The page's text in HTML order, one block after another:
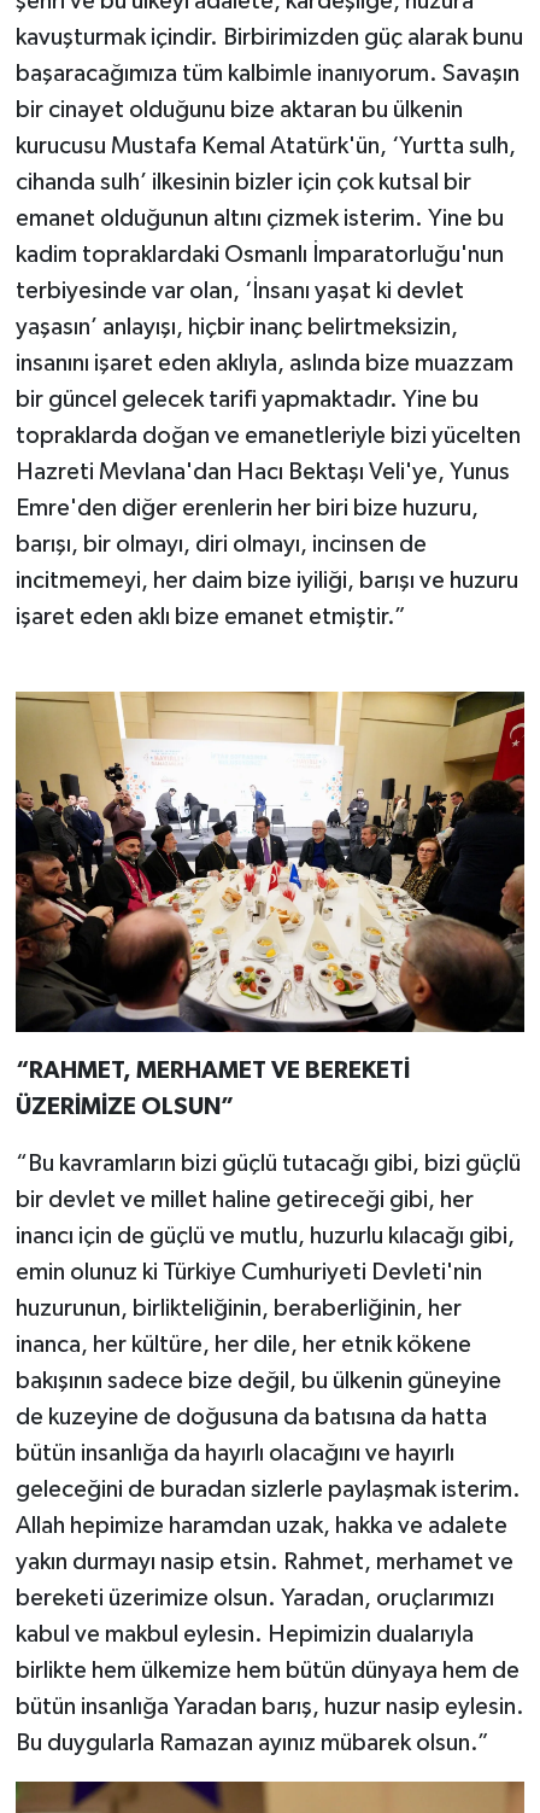
kavuşturmak içindir. Birbirimizden güç alarak bunu
başaracağımıza tüm kalbimle inanıyorum. Savaşın
bir cinayet olduğunu bize aktaran bu ülkenin
kurucusu Mustafa Kemal Atatürk'ün, ‘Yurtta sulh,
cihanda sulh’ ilkesinin bizler için çok kutsal bir
emanet olduğunun altını çizmek isterim. Yine bu
kadim topraklardaki Osmanlı İmparatorluğu'nun
terbiyesinde var olan, ‘İnsanı yaşat ki devlet
yaşasın’ anlayışı, hiçbir inanç belirtmeksizin,
insanını işaret eden aklıyla, aslında bize muazzam
bir güncel gelecek tarifi yapmaktadır. Yine bu
topraklarda doğan ve emanetleriyle bizi yücelten
Hazreti Mevlana'dan Hacı Bektaşı Veli'ye, Yunus
Emre'den diğer erenlerin her biri bize huzuru,
barışı, bir olmayı, diri olmayı, incinsen de
incitmemeyi, her daim bize iyiliği, barışı ve huzuru
işaret eden aklı bize emanet etmiştir.”
“RAHMET, MERHAMET VE BEREKETİ
ÜZERİMİZE OLSUN”
“Bu kavramların bizi güçlü tutacağı gibi, bizi güçlü
bir devlet ve millet haline getireceği gibi, her
inancı için de güçlü ve mutlu, huzurlu kılacağı gibi,
emin olunuz ki Türkiye Cumhuriyeti Devleti'nin
huzurunun, birlikteliğinin, beraberliğinin, her
inanca, her kültüre, her dile, her etnik kökene
bakışının sadece bize değil, bu ülkenin güneyine
de kuzeyine de doğusuna da batısına da hatta
bütün insanlığa da hayırlı olacağını ve hayırlı
geleceğini de buradan sizlerle paylaşmak isterim.
Allah hepimize haramdan uzak, hakka ve adalete
yakın durmayı nasip etsin. Rahmet, merhamet ve
bereketi üzerimize olsun. Yaradan, oruçlarımızı
kabul ve makbul eylesin. Hepimizin dualarıyla
birlikte hem ülkemize hem bütün dünyaya hem de
bütün insanlığa Yaradan barış, huzur nasip eylesin.
Bu duygularla Ramazan ayınız mübarek olsun.”